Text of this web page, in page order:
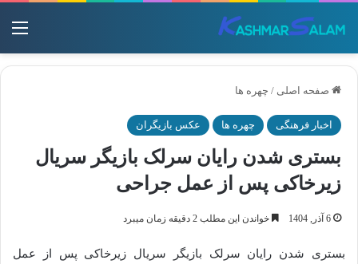
صفحه اصلی / چهره ها
اخبار فرهنگی چهره ها عکس بازیگران
بستری شدن رایان سرلک بازیگر سریال
زیرخاکی پس از عمل جراحی
6 آذر, 1404 خواندن این مطلب 2 دقیقه زمان میبرد
بستری شدن رایان سرلک بازیگر سریال زیرخاکی پس از عمل